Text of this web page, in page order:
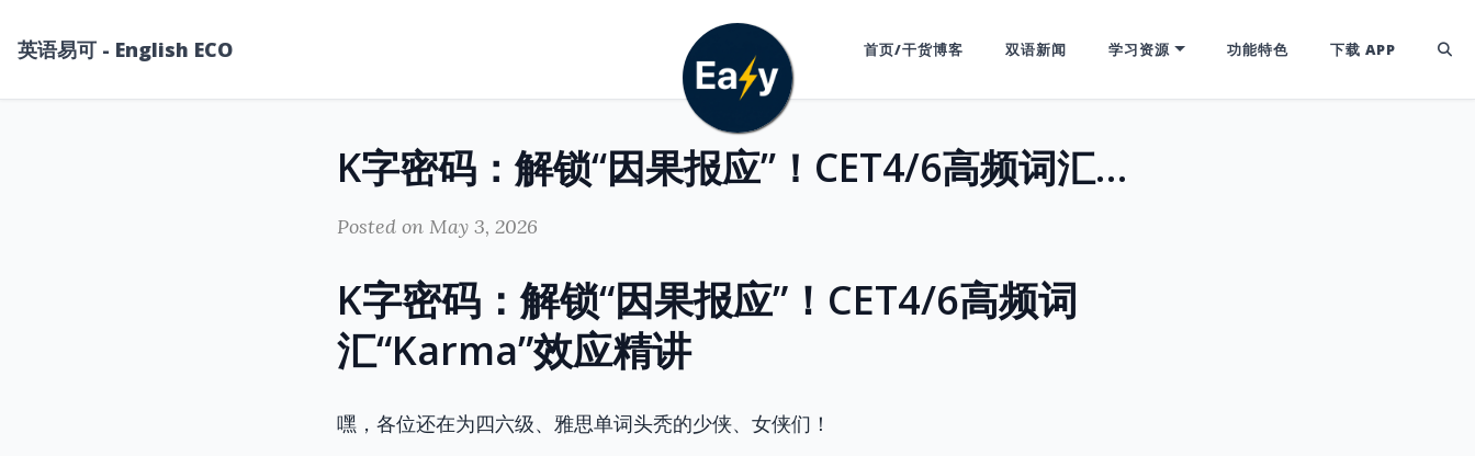
英语易可 - English ECO 首页/干货博客 双语新闻 学习资源 功能特色 下载 APP
K字密码：解锁“因果报应”！CET4/6高频词汇“Karma”效应精讲
Posted on May 3, 2026
K字密码：解锁“因果报应”！CET4/6高频词
汇“Karma”效应精讲
嘿，各位还在为四六级、雅思单词头秃的少侠、女侠们！